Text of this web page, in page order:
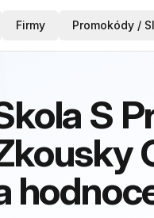
Firmy Promokódy /
S